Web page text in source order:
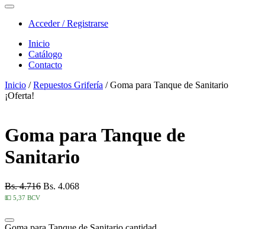
Acceder / Registrarse
Inicio
Catálogo
Contacto
Inicio /Repuestos Grifería / Goma para Tanque de Sanitario
¡Oferta!
Goma para Tanque de
Sanitario
Bs. 4.716 Bs. 4.068
💵 5,37 BCV